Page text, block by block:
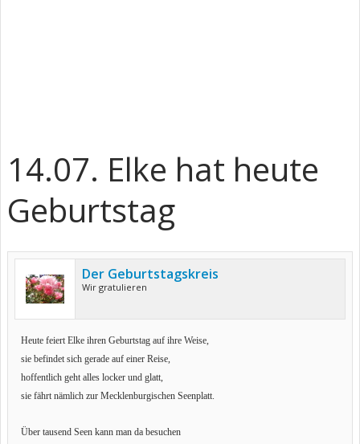
14.07. Elke hat heute
Geburtstag
Der Geburtstagskreis
Wir gratulieren
Heute feiert Elke ihren Geburtstag auf ihre Weise,
sie befindet sich gerade auf einer Reise,
hoffentlich geht alles locker und glatt,
sie fährt nämlich zur Mecklenburgischen Seenplatt.
Über tausend Seen kann man da besuchen